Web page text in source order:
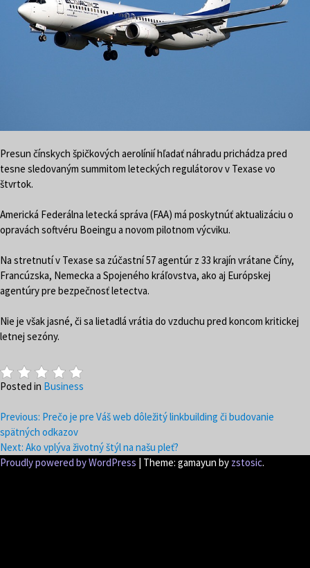
Presun čínskych špičkových aerolínií hľadať náhradu prichádza pred
tesne sledovaným summitom leteckých regulátorov v Texase vo
štvrtok.
Americká Federálna letecká správa (FAA) má poskytnúť aktualizáciu o
opravách softvéru Boeingu a novom pilotnom výcviku.
Na stretnutí v Texase sa zúčastní 57 agentúr z 33 krajín vrátane Číny,
Francúzska, Nemecka a Spojeného kráľovstva, ako aj Európskej
agentúry pre bezpečnosť letectva.
Nie je však jasné, či sa lietadlá vrátia do vzduchu pred koncom kritickej
letnej sezóny.
Posted in Business
Navigace
pro
Previous: Prečo je pre Váš web dôležitý linkbuilding či budovanie
spätných odkazov
Next: Ako vplýva životný štýl na našu pleť?
Proudly powered by WordPress
Theme: gamayun by zstosic.